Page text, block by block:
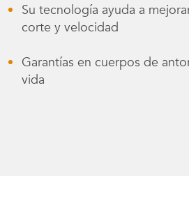
Su tecnología ayuda a
corte y velocidad
Garantías en cuerpos de
vida